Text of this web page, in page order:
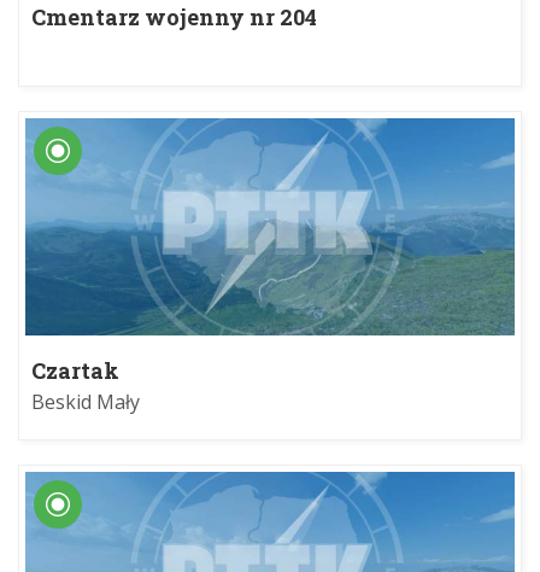
Cmentarz wojenny nr 204
Czartak
Beskid Mały